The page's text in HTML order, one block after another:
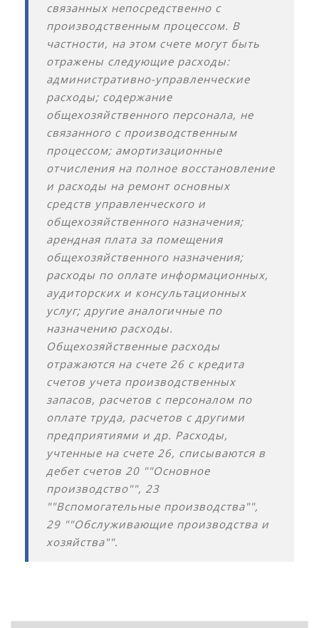
связанных непосредственно с
производственным процессом. В
частности, на этом счете могут быть
отражены следующие расходы:
административно-управленческие
расходы; содержание
общехозяйственного персонала, не
связанного с производственным
процессом; амортизационные
отчисления на полное восстановление
и расходы на ремонт основных
средств управленческого и
общехозяйственного назначения;
арендная плата за помещения
общехозяйственного назначения;
расходы по оплате информационных,
аудиторских и консультационных
услуг; другие аналогичные по
назначению расходы.
Общехозяйственные расходы
отражаются на счете 26 с кредита
счетов учета производственных
запасов, расчетов с персоналом по
оплате труда, расчетов с другими
предприятиями и др. Расходы,
учтенные на счете 26, списываются в
дебет счетов 20 ""Основное
производство"", 23
""Вспомогательные производства"",
29 ""Обслуживающие производства и
хозяйства"".